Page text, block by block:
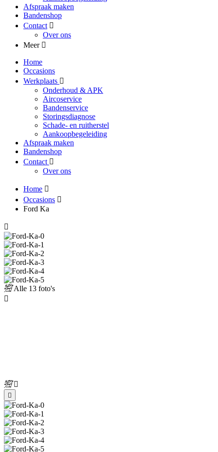
Afspraak maken
Bandenshop
Contact
Over ons
Meer
Home
Occasions
Werkplaats
Onderhoud & APK
Aircoservice
Bandenservice
Storingsdiagnose
Schade- en ruitherstel
Aankoopbegeleiding
Afspraak maken
Bandenshop
Contact
Over ons
Home
Occasions
Ford Ka
Alle 13 foto's